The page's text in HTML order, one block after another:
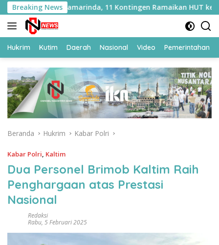
Langsung
ke
konten
Breaking News
Samarinda, 11 Kontingen Ramaikan HUT ke-81 RI
Hukrim Kutim Daerah Nasional Video Pemerintahan
Beranda Hukrim Kabar Polri
Kabar Polri, Kaltim
Dua Personel Brimob Kaltim Raih
Penghargaan atas Prestasi
Nasional
Redaksi
Rabu, 5 Februari 2025